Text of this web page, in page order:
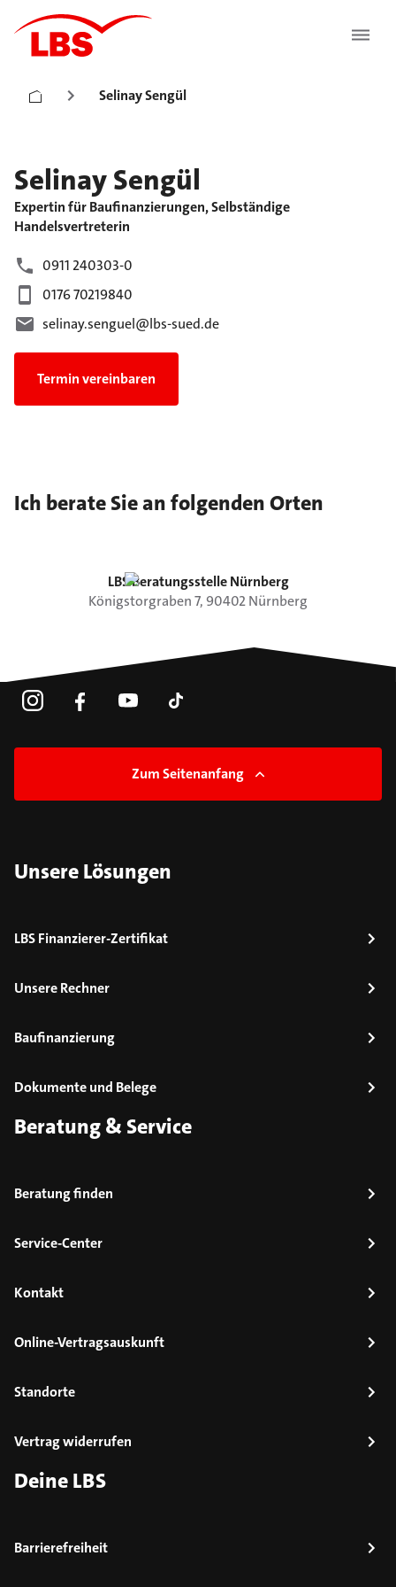
Selinay Sengül
SelinaySengül
Expertin für Baufinanzierungen, Selbständige
Handelsvertreterin
0911 240303-0
0176 70219840
selinay.senguel@lbs-sued.de
Termin vereinbaren
Ich berate Sie an folgenden Orten
LBS Beratungsstelle Nürnberg
Königstorgraben7,90402Nürnberg
Zum Seitenanfang
Unsere Lösungen
LBS Finanzierer-Zertifikat
Unsere Rechner
Baufinanzierung
Dokumente und Belege
Beratung & Service
Beratung finden
Service-Center
Kontakt
Online-Vertragsauskunft
Standorte
Vertrag widerrufen
Deine LBS
Barrierefreiheit